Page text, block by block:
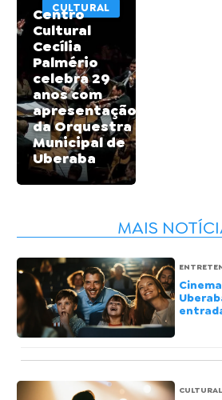
CULTURAL
Centro
Cultural
Cecília
Palmério
celebra 29
anos com
apresentação
da Orquestra
Municipal de
Uberaba
MAIS
CULTURAL